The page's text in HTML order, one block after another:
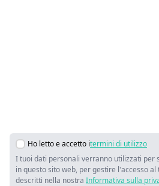
Ho letto e accetto itermini di utilizzo
I tuoi dati personali verranno utilizzati per
in questo sito web, per gestire l'accesso
descritti nella nostra Informativa sulla